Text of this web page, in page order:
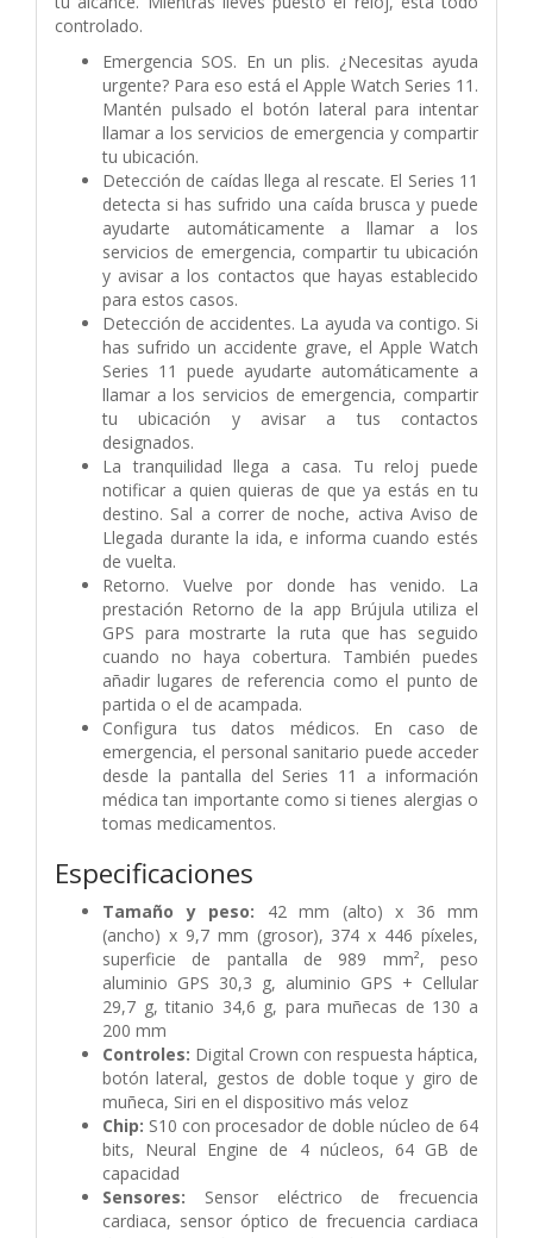
controlado.
Emergencia SOS. En un plis. ¿Necesitas ayuda
urgente? Para eso está el Apple Watch Series 11.
Mantén pulsado el botón lateral para intentar
llamar a los servicios de emergencia y compartir
tu ubicación.
Detección de caídas llega al rescate. El Series 11
detecta si has sufrido una caída brusca y puede
ayudarte automáticamente a llamar a los
servicios de emergencia, compartir tu ubicación
y avisar a los contactos que hayas establecido
para estos casos.
Detección de accidentes. La ayuda va contigo. Si
has sufrido un accidente grave, el Apple Watch
Series 11 puede ayudarte automáticamente a
llamar a los servicios de emergencia, compartir
tu ubicación y avisar a tus contactos
designados.
La tranquilidad llega a casa. Tu reloj puede
notificar a quien quieras de que ya estás en tu
destino. Sal a correr de noche, activa Aviso de
Llegada durante la ida, e informa cuando estés
de vuelta.
Retorno. Vuelve por donde has venido. La
prestación Retorno de la app Brújula utiliza el
GPS para mostrarte la ruta que has seguido
cuando no haya cobertura. También puedes
añadir lugares de referencia como el punto de
partida o el de acampada.
Configura tus datos médicos. En caso de
emergencia, el personal sanitario puede acceder
desde la pantalla del Series 11 a información
médica tan importante como si tienes alergias o
tomas medicamentos.
Especificaciones
Tamaño y peso: 42 mm (alto) x 36 mm
(ancho) x 9,7 mm (grosor), 374 x 446 píxeles,
superficie de pantalla de 989 mm², peso
aluminio GPS 30,3 g, aluminio GPS + Cellular
29,7 g, titanio 34,6 g, para muñecas de 130 a
200 mm
Controles: Digital Crown con respuesta háptica,
botón lateral, gestos de doble toque y giro de
muñeca, Siri en el dispositivo más veloz
Chip: S10 con procesador de doble núcleo de 64
bits, Neural Engine de 4 núcleos, 64 GB de
capacidad
Sensores: Sensor eléctrico de frecuencia
cardiaca, sensor óptico de frecuencia cardiaca